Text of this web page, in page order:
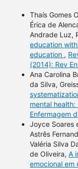
Thaís Gomes
Érica de
Andrade Luz,
education
education ,
(2014): Rev
Ana Carolina
da Silva,
mental
Enfermagem
Joyce Soares
Astrês
Valéria Silva
de Oliveira, A
emocional em